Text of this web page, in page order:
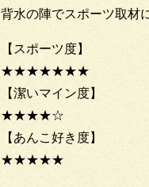
背水の陣でスポーツ取材
【スポーツ度】
★★★★★★★
【潔いマイン度】
★★★★☆
【あんこ好き度】
★★★★★